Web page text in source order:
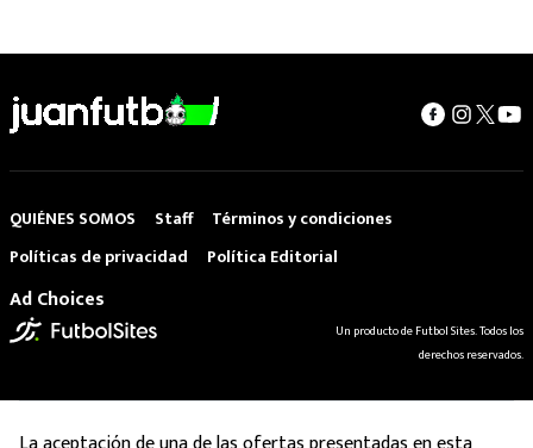
QUIÉNES SOMOS Staff
Términos y condiciones
Políticas de privacidad
Política Editorial
Ad Choices
Un producto de Futbol Sites. Todos los
derechos reservados.